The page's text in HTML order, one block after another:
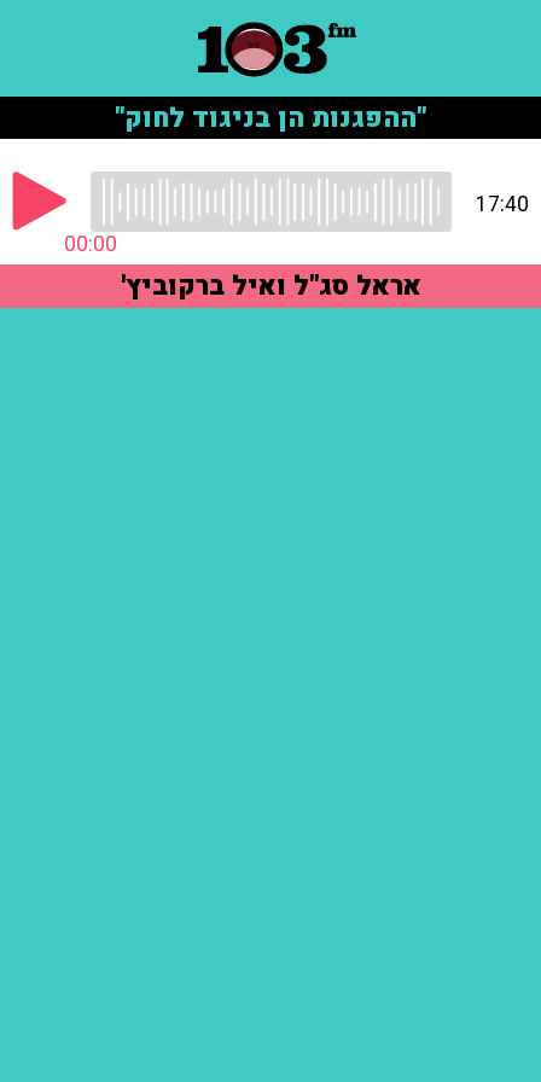
"ההפגנות הן בניגוד לחוק"
00:00
17:40
אראל סג"ל ואיל ברקוביץ'